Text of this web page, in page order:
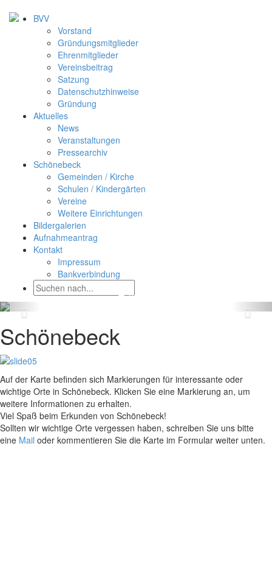
BVV
Vorstand
Gründungsmitglieder
Ehrenmitglieder
Vereinsbeitrag
Satzung
Datenschutzhinweise
Gründung
Aktuelles
News
Veranstaltungen
Pressearchiv
Schönebeck
Gemeinden / Kirche
Schulen / Kindergärten
Vereine
Weitere Einrichtungen
Bildergalerien
Aufnahmeantrag
Kontakt
Impressum
Bankverbindung
Schönebeck
Auf der Karte befinden sich Markierungen für interessante oder
wichtige Orte in Schönebeck. Klicken Sie eine Markierung an, um
weitere Informationen zu erhalten.
Viel Spaß beim Erkunden von Schönebeck!
Sollten wir wichtige Orte vergessen haben, schreiben Sie uns bitte
eine Mail oder kommentieren Sie die Karte im Formular weiter unten.